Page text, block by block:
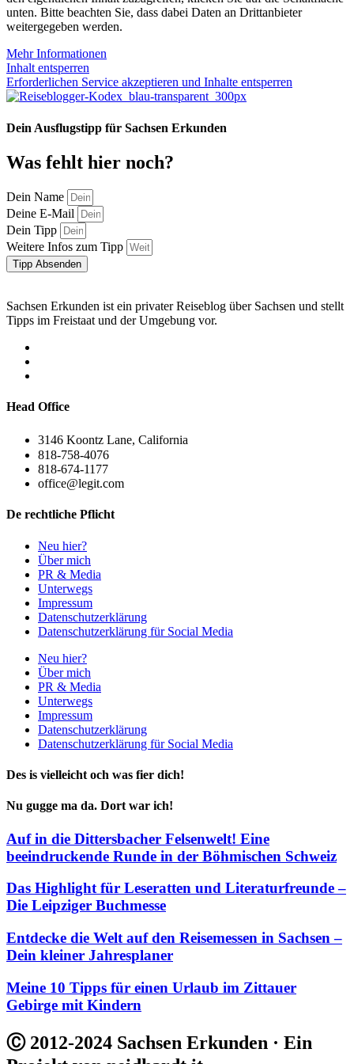
unten. Bitte beachten Sie, dass dabei Daten an Drittanbieter
weitergegeben werden.
Mehr Informationen
Inhalt entsperren
Erforderlichen Service akzeptieren und Inhalte entsperren
Dein Ausflugstipp für Sachsen Erkunden
Was fehlt hier noch?
Dein Name
Deine E-Mail
Dein Tipp
Weitere Infos zum Tipp
Tipp Absenden
Sachsen Erkunden ist ein privater Reiseblog über Sachsen und stellt
Tipps im Freistaat und der Umgebung vor.
Head Office
3146 Koontz Lane, California
818-758-4076
818-674-1177
office@legit.com
De rechtliche Pflicht
Neu hier?
Über mich
PR & Media
Unterwegs
Impressum
Datenschutzerklärung
Datenschutzerklärung für Social Media
Neu hier?
Über mich
PR & Media
Unterwegs
Impressum
Datenschutzerklärung
Datenschutzerklärung für Social Media
Des is vielleicht och was fier dich!
Nu gugge ma da. Dort war ich!
Auf in die Dittersbacher Felsenwelt! Eine
beeindruckende Runde in der Böhmischen Schweiz
Das Highlight für Leseratten und Literaturfreunde –
Die Leipziger Buchmesse
Entdecke die Welt auf den Reisemessen in Sachsen –
Dein kleiner Jahresplaner
Meine 10 Tipps für einen Urlaub im Zittauer
Gebirge mit Kindern
Ⓒ 2012-2024 Sachsen Erkunden · Ein